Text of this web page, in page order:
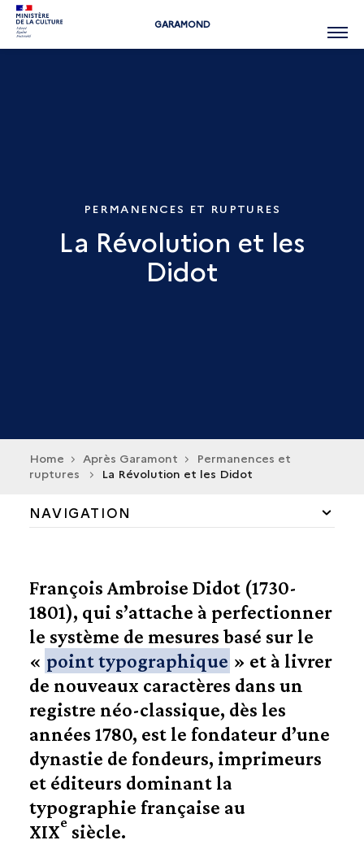
GARAMOND Menu
PERMANENCES ET RUPTURES
La Révolution et les
Didot
Home Après Garamont
Permanences et
ruptures
La Révolution et les Didot
NAVIGATION
PERMANENCES ET RUPTURES
LE ROMAIN DU ROI
PERMANENCE DU GARAMOND
LA RÉVOLUTION ET LES DIDOT
LE RENOUVEAU ELZÉVIRIEN
LA RENAISSANCE CONTEMPORAINE
VERS LE NUMÉRIQUE
TYPOGRAPHES CONTEMPORAINS
François Ambroise Didot (1730-
1801), qui s’attache à perfectionner
le système de mesures basé sur le
« point typographique » et à livrer
de nouveaux caractères dans un
registre néo-classique, dès les
années 1780, est le fondateur d’une
dynastie de fondeurs, imprimeurs
et éditeurs dominant la
typographie française au
XIXe siècle.